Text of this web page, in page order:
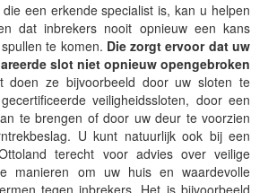
een erkende specialist is, kan u helpen
dat inbrekers nooit opnieuw een kans
te komen. Die zorgt ervoor dat uw
slot niet opnieuw opengebroken
doen ze bijvoorbeeld door uw sloten te
veiligheidssloten, door een
te brengen of door uw deur te voorzien
U kunt natuurlijk ook bij een
terecht voor advies over veilige
manieren om uw huis en waardevolle
tegen inbrekers. Het is bijvoorbeeld